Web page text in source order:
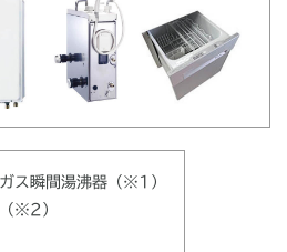
ス瞬間湯沸器（※1）
※2）